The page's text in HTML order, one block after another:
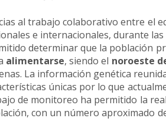
al trabajo colaborativo entre el
e internacionales, durante
determinar que la población
alimentarse, siendo el noroeste
La información genética
únicas por lo que
de monitoreo ha permitido la
con un número aproximado